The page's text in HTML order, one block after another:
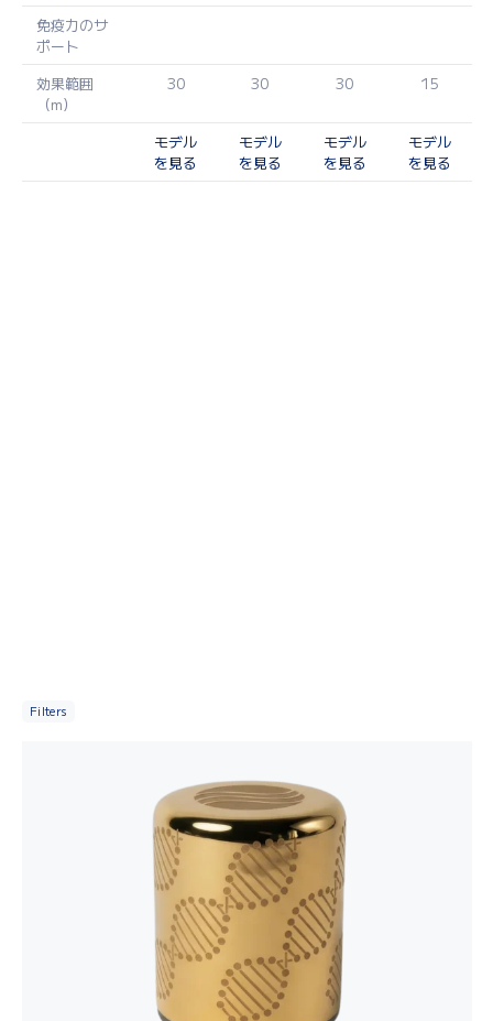
免疫力のサ
ポート
効果範囲
（m）
30 30 30 15
モデル
を見る
モデル
を見る
モデル
を見る
モデル
を見る
Filters